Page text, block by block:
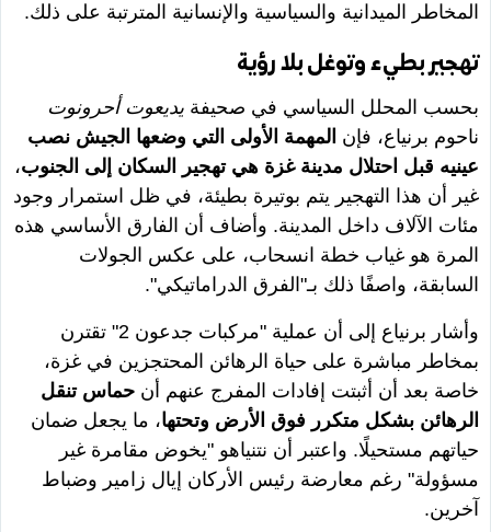
المخاطر الميدانية والسياسية والإنسانية المترتبة على ذلك.
تهجير بطيء وتوغل بلا رؤية
بحسب المحلل السياسي في صحيفة يديعوت أحرونوت
ناحوم برنياع، فإن المهمة الأولى التي وضعها الجيش نصب
عينيه قبل احتلال مدينة غزة هي تهجير السكان إلى الجنوب،
غير أن هذا التهجير يتم بوتيرة بطيئة، في ظل استمرار وجود
مئات الآلاف داخل المدينة. وأضاف أن الفارق الأساسي هذه
المرة هو غياب خطة انسحاب، على عكس الجولات
السابقة، واصفًا ذلك بـ"الفرق الدراماتيكي".
وأشار برنياع إلى أن عملية "مركبات جدعون 2" تقترن
بمخاطر مباشرة على حياة الرهائن المحتجزين في غزة،
خاصة بعد أن أثبتت إفادات المفرج عنهم أن حماس تنقل
الرهائن بشكل متكرر فوق الأرض وتحتها، ما يجعل ضمان
حياتهم مستحيلًا. واعتبر أن نتنياهو "يخوض مقامرة غير
مسؤولة" رغم معارضة رئيس الأركان إيال زامير وضباط
آخرين.